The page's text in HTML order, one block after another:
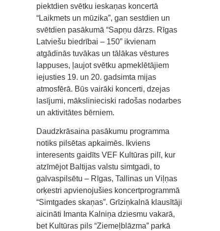
piektdien svētku ieskaņas koncertā
“Laikmets un mūzika”, gan sestdien un
svētdien pasākumā “Sapņu dārzs. Rīgas
Latviešu biedrībai – 150” ikvienam
atgādinās tuvākas un tālākas vēstures
lappuses, ļaujot svētku apmeklētājiem
iejusties 19. un 20. gadsimta mijas
atmosfērā. Būs vairāki koncerti, dzejas
lasījumi, mākslinieciski radošas nodarbes
un aktivitātes bērniem.
Daudzkrāsaina pasākumu programma
notiks pilsētas apkaimēs. Ikviens
interesents gaidīts VEF Kultūras pilī, kur
atzīmējot Baltijas valstu simtgadi, to
galvaspilsētu – Rīgas, Tallinas un Viļņas
orķestri apvienojušies koncertprogrammā
“Simtgades skaņas”. Grīziņkalnā klausītāji
aicināti Imanta Kalniņa dziesmu vakarā,
bet Kultūras pils “Ziemeļblāzma” parkā